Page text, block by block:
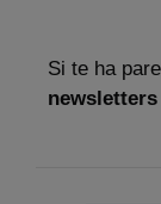
Si te ha
newsletters